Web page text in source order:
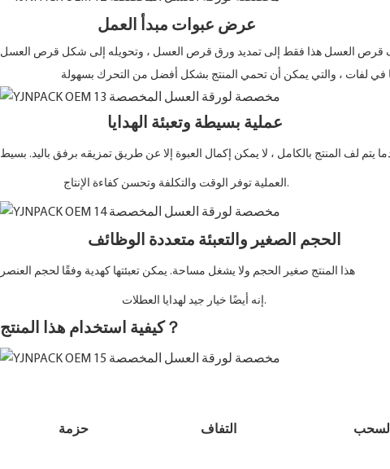
عملية بسيطة وتعبئة الهدايا
العملية توفر الوقت والتكلفة وتحسن كفاءة الإنتاج.
الحجم الصغير والتعبئة متعددة الوظائف
إنه أيضًا خيار جيد لهدايا العطلات.
كيفية استخدام هذا المنتج？
السحب التفاف حزمة